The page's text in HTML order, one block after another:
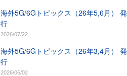
海外5G/6Gトピックス（26年5,6月） 発
行
2026/07/22
海外5G/6Gトピックス（26年3,4月） 発
行
2026/06/02